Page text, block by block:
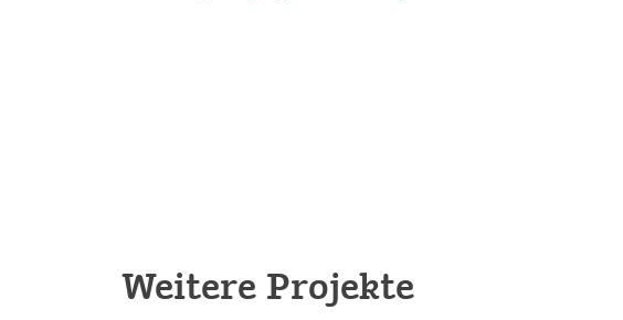
Weitere Projekte